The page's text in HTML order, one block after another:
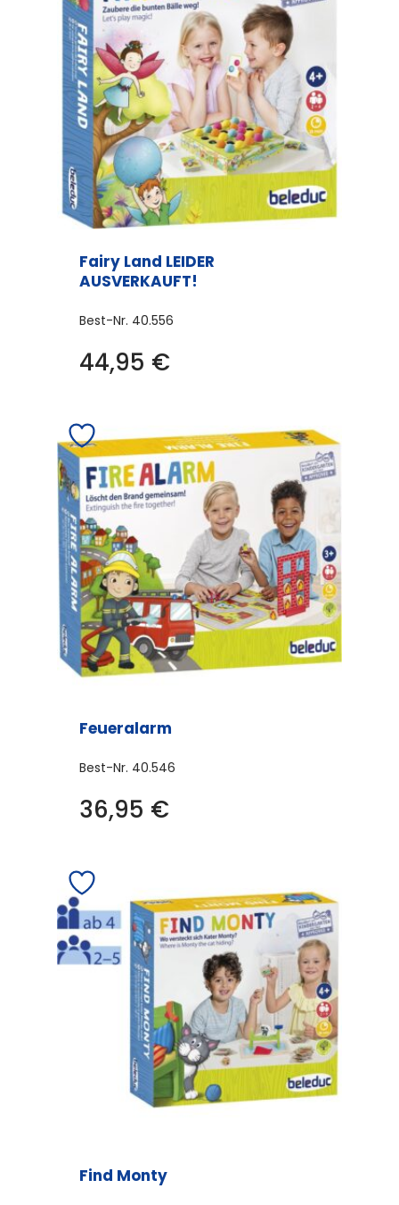
Fairy Land LEIDER
AUSVERKAUFT!
Best-Nr. 40.556
44,95 €
Feueralarm
Best-Nr. 40.546
36,95 €
Find Monty